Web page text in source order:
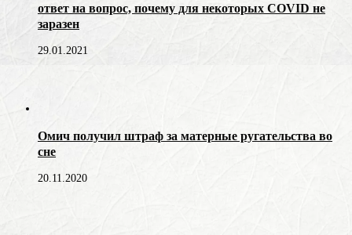
ответ на вопрос, почему для некоторых COVID не
заразен
29.01.2021
Омич получил штраф за матерные ругательства во
сне
20.11.2020